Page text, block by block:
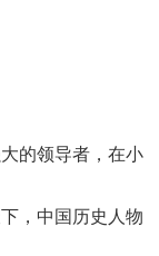
的领导者，在小
，中国历史人物